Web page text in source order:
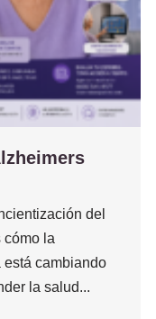
del
cómo la
está cambiando
la salud...